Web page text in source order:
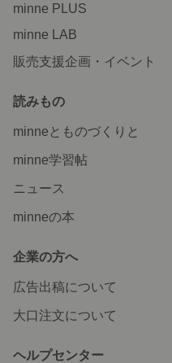
minne PLUS
minne LAB
販売支援企画・イベント
読みもの
minneとものづくりと
minne学習帖
ニュース
minneの本
企業の方へ
広告出稿について
大口注文について
ヘルプセンター